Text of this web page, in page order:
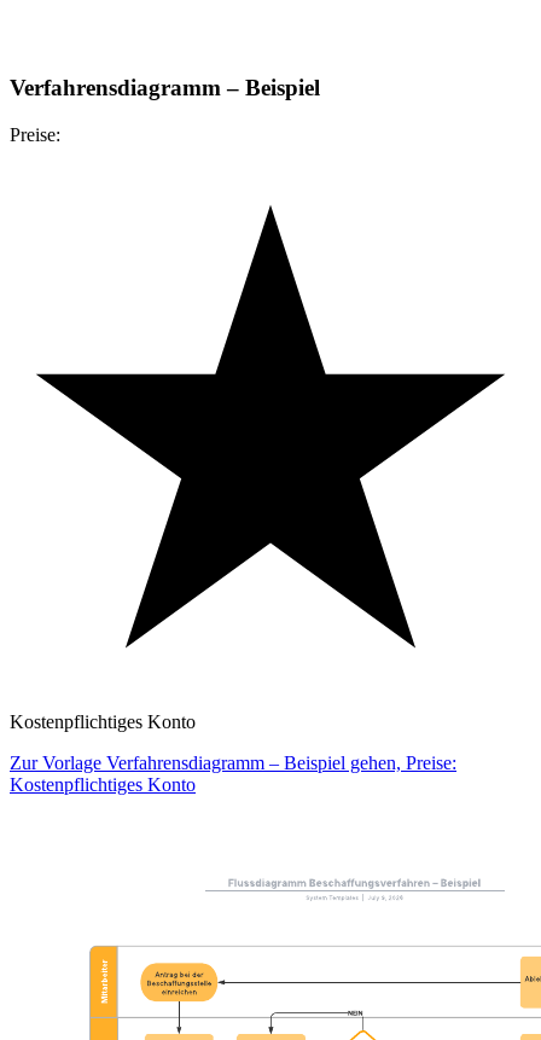
Verfahrensdiagramm – Beispiel
Preise:
Kostenpflichtiges Konto
Zur Vorlage Verfahrensdiagramm – Beispiel gehen, Preise:
Kostenpflichtiges Konto